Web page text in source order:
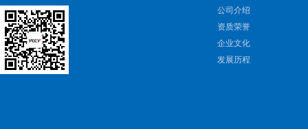
公司介绍
资质荣誉
企业文化
发展历程